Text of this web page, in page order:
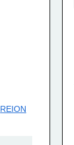
REION